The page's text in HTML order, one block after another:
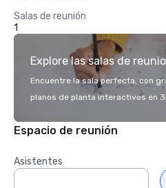
Salas de reunión
1
Explore las salas de
Encuentre la sala perfecta, con
planos de planta interactivos en
Espacio de reunión
Asistentes